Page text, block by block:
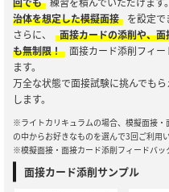
治体を想定した模擬面接
を設定で
さらに、
面接カードの添削や、
も無制限！ 面接カード添削フィ
ます。
万全な状態で面接試験に挑んでも
します。
※ライトカリキュラムの場合、模擬面接
の中からお好きなものを選んで3回ご利用
※模擬面接・面接カード添削フィードバッ
面接カード添削サンプル